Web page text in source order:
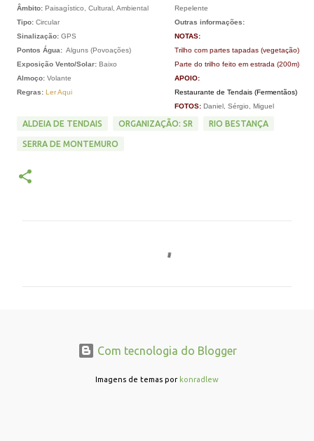
Âmbito: Paisagístico, Cultural, Ambiental
Tipo: Circular
Sinalização: GPS
Pontos Água: Alguns (Povoações)
Exposição Vento/Solar: Baixo
Almoço: Volante
Regras: Ler Aqui
Repelente
Outras informações:
NOTAS:
Trilho com partes tapadas (vegetação)
Parte do trilho feito em estrada (200m)
APOIO:
Restaurante de Tendais (Fermentãos)
FOTOS: Daniel, Sérgio, Miguel
ALDEIA DE TENDAIS ORGANIZAÇÃO: SR RIO BESTANÇA
SERRA DE MONTEMURO
Com tecnologia do Blogger
Imagens de temas por konradlew